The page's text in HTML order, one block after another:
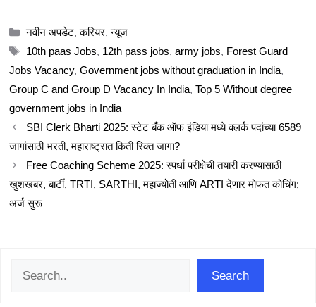
Categories
नवीन अपडेट,करियर,न्यूज
Tags
10th paas Jobs, 12th pass jobs, army jobs, Forest Guard
Jobs Vacancy, Government jobs without graduation in India,
Group C and Group D Vacancy In India, Top 5 Without degree
government jobs in India
SBI Clerk Bharti 2025: स्टेट बँक ऑफ इंडिया मध्ये क्लर्क पदांच्या 6589
जागांसाठी भरती, महाराष्ट्रात किती रिक्त जागा?
Free Coaching Scheme 2025: स्पर्धा परीक्षेची तयारी करण्यासाठी
खुशखबर, बार्टी, TRTI, SARTHI, महाज्योती आणि ARTI देणार मोफत कोचिंग;
अर्ज सुरू
Search